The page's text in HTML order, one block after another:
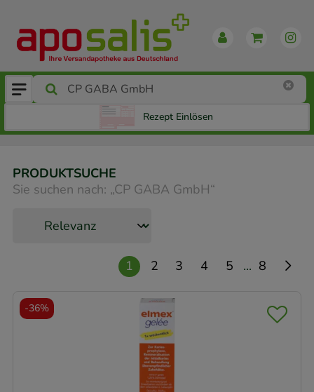
Rezept Einlösen
PRODUKTSUCHE
Sie suchen nach: „CP GABA GmbH“
1 2 3 4 5 ... 8
-36%